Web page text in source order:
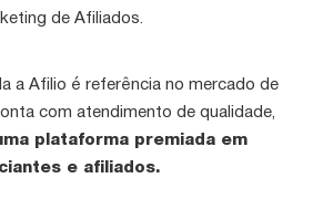
de Afiliados.
a Afilio é referência no mercado de
com atendimento de qualidade,
plataforma premiada em
e afiliados.